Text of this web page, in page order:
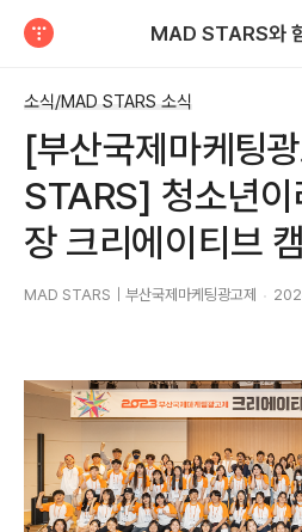
MAD STARS와
소식/MAD STARS 소식
[부산국제마케팅
STARS] 청소년
장 크리에이티브 캠
MAD STARS｜부산국제마케팅광고제